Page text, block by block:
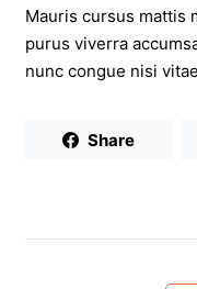
Mauris cursus mattis
purus viverra
nunc congue nisi
Share